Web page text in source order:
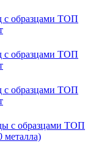
с образцами ТОП
с образцами ТОП
с образцами ТОП
с образцами ТОП
металла)